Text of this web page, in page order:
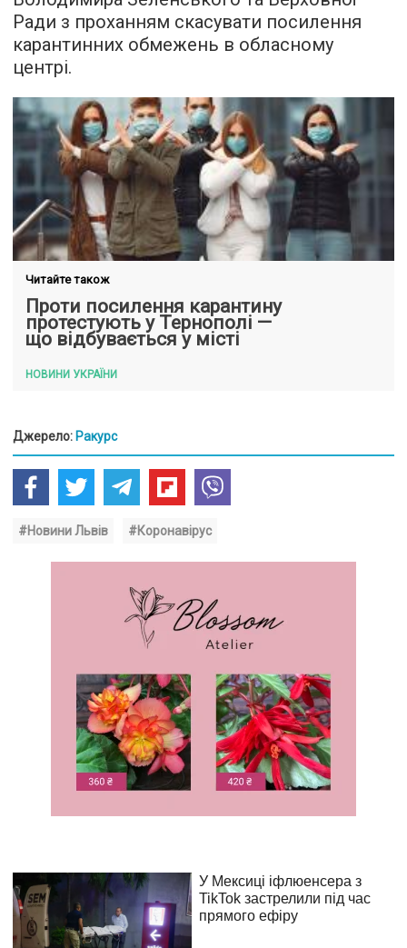
Ради з проханням скасувати посилення
карантинних обмежень в обласному
центрі.
Читайте також
Проти посилення карантину
протестують у Тернополі —
що відбувається у місті
НОВИНИ УКРАЇНИ
Джерело: Ракурс
#Новини Львів #Коронавірус